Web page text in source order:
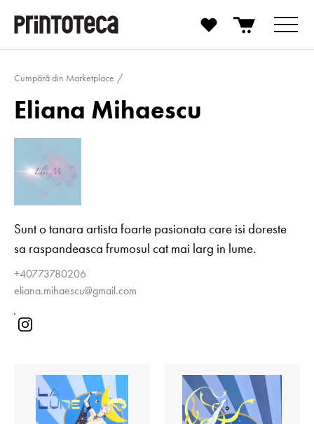
Cumpără din Marketplace
Eliana Mihaescu
Sunt o tanara artista foarte pasionata care isi doreste
sa raspandeasca frumosul cat mai larg in lume.
+40773780206
eliana.mihaescu@gmail.com